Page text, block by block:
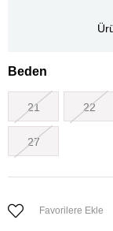
Beden
21 22
27
Favorilere Ekle